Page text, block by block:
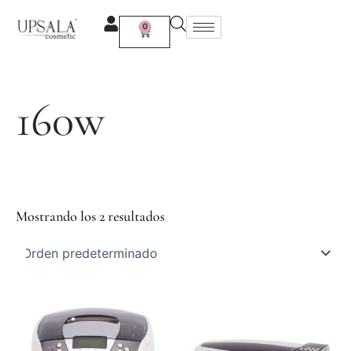
contenido
0
Carrito
160w
Mostrando los 2 resultados